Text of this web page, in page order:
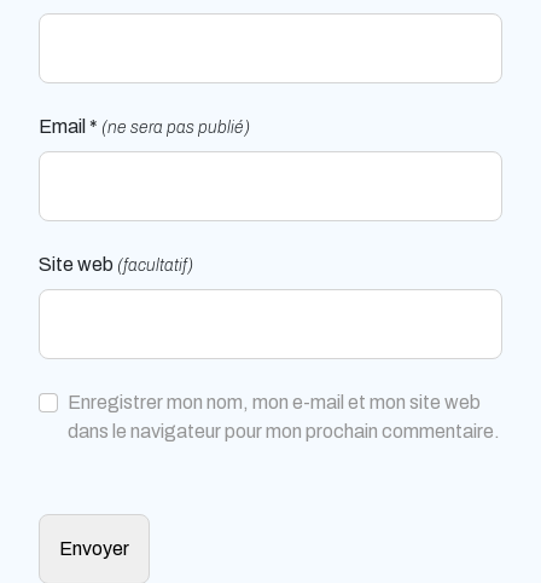
Email * (ne sera pas publié)
Site web (facultatif)
Enregistrer mon nom, mon e-mail et mon site web
dans le navigateur pour mon prochain commentaire.